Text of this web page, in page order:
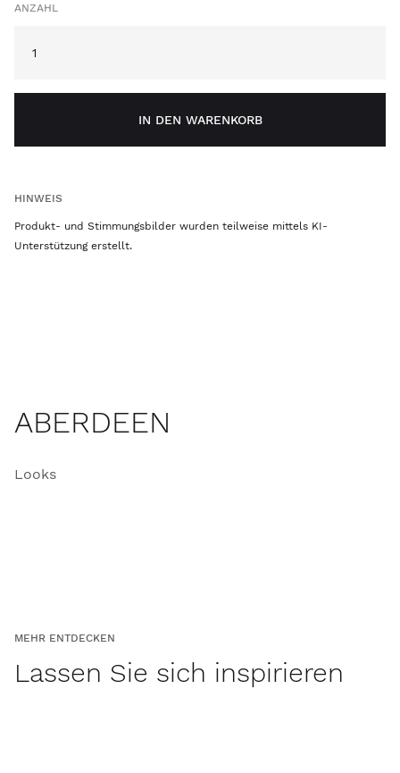
ANZAHL
IN DEN WARENKORB
HINWEIS
Produkt- und Stimmungsbilder wurden teilweise mittels KI-
Unterstützung erstellt.
ABERDEEN
Looks
MEHR ENTDECKEN
Lassen Sie sich inspirieren